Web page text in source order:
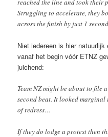
reached the line and took their
Struggling to accelerate, they
across the finish by just 1
Niet iedereen is hier natuurlijk
vanaf het begin vóór ETNZ
juichend:
Team NZ might be about to file
second beat. It looked marginal
of redress…
If they do lodge a protest then